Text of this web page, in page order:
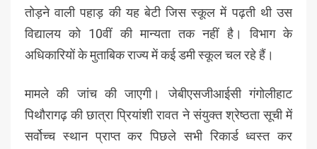
तोड़ने वाली पहाड़ की यह बेटी जिस स्कूल में पढ़ती थी उस
विद्यालय को 10वीं की मान्यता तक नहीं है। विभाग के
अधिकारियों के मुताबिक राज्य में कई डमी स्कूल चल रहे हैं।
मामले की जांच की जाएगी। जेबीएसजीआईसी गंगोलीहाट
पिथौरागढ़ की छात्रा प्रियांशी रावत ने संयुक्त श्रेष्ठता सूची में
सर्वोच्च स्थान प्राप्त कर पिछले सभी रिकार्ड ध्वस्त कर